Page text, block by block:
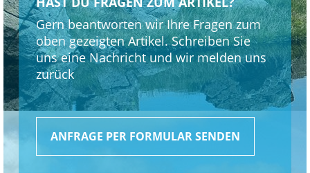
Gern beantworten wir Ihre Fragen zum
oben gezeigten Artikel. Schreiben Sie
uns eine Nachricht und wir melden uns
zurück
ANFRAGE PER FORMULAR SENDEN